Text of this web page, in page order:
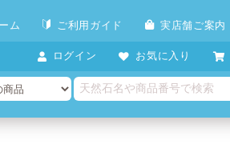
ム ご利用ガイド 実店舗ご案内
ログイン お気に入り